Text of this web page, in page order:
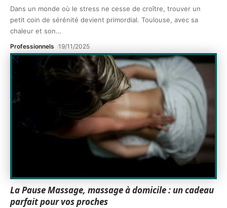
Dans un monde où le stress ne cesse de croître, trouver un
petit coin de sérénité devient primordial. Toulouse, avec sa
chaleur et son…
Professionnels 19/11/2025
La Pause Massage, massage à domicile : un cadeau
parfait pour vos proches